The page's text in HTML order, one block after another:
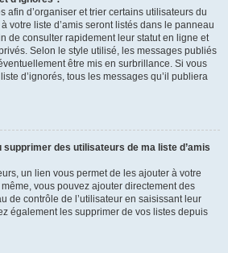
afin d’organiser et trier certains utilisateurs du
votre liste d’amis seront listés dans le panneau
de consulter rapidement leur statut en ligne et
Selon le style utilisé, les messages publiés
être mis en surbrillance. Si vous
d’ignorés, tous les messages qu’il publiera
des utilisateurs de ma liste d’amis
un lien vous permet de les ajouter à votre
même, vous pouvez ajouter directement des
de contrôle de l’utilisateur en saisissant leur
également les supprimer de vos listes depuis